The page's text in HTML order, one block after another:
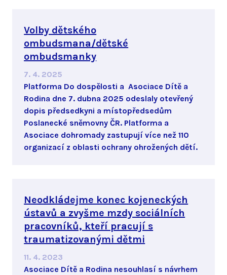
Volby dětského
ombudsmana/dětské
ombudsmanky
7. 4. 2025
Platforma Do dospělosti a Asociace Dítě a
Rodina dne 7. dubna 2025 odeslaly otevřený
dopis předsedkyni a místopředsedům
Poslanecké sněmovny ČR. Platforma a
Asociace dohromady zastupují více než 110
organizací z oblasti ochrany ohrožených dětí.
Neodkládejme konec kojeneckých
ústavů a zvyšme mzdy sociálních
pracovníků, kteří pracují s
traumatizovanými dětmi
11. 4. 2023
Asociace Dítě a Rodina nesouhlasí s návrhem